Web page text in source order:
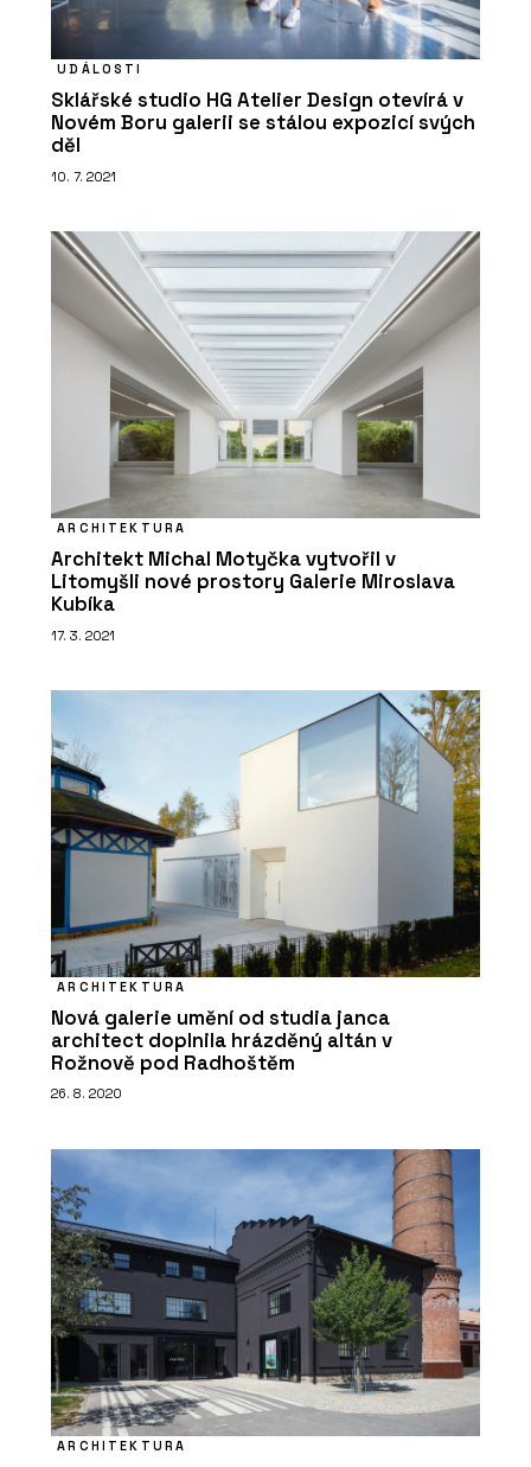
UDÁLOSTI
Sklářské studio HG Atelier Design otevírá v
Novém Boru galerii se stálou expozicí svých
děl
10. 7. 2021
ARCHITEKTURA
Architekt Michal Motyčka vytvořil v
Litomyšli nové prostory Galerie Miroslava
Kubíka
17. 3. 2021
ARCHITEKTURA
Nová galerie umění od studia janca
architect doplnila hrázděný altán v
Rožnově pod Radhoštěm
26. 8. 2020
ARCHITEKTURA